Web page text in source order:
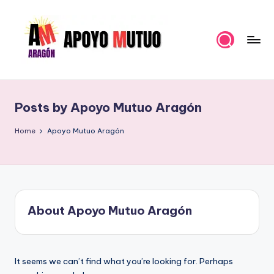
content
o
y
u
u
o
para
hacer
un
Posts by Apoyo Mutuo Aragón
Home Apoyo Mutuo Aragón
About Apoyo Mutuo Aragón
It seems we can’t find what you’re looking for. Perhaps